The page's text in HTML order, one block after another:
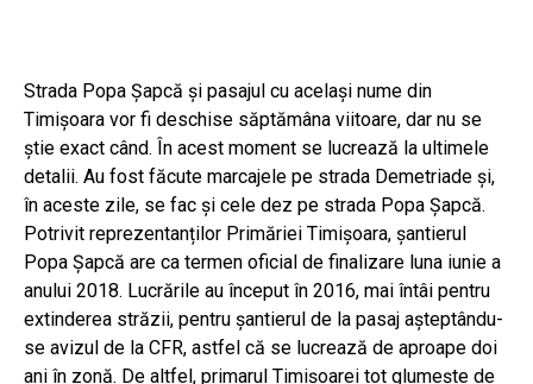
Strada Popa Șapcă și pasajul cu același nume din
Timișoara vor fi deschise săptămâna viitoare, dar nu se
știe exact când. În acest moment se lucrează la ultimele
detalii. Au fost făcute marcajele pe strada Demetriade și,
în aceste zile, se fac și cele dez pe strada Popa Șapcă.
Potrivit reprezentanților Primăriei Timișoara, șantierul
Popa Șapcă are ca termen oficial de finalizare luna iunie a
anului 2018. Lucrările au început în 2016, mai întâi pentru
extinderea străzii, pentru șantierul de la pasaj așteptându-
se avizul de la CFR, astfel că se lucrează de aproape doi
ani în zonă. De altfel, primarul Timișoarei tot glumește de